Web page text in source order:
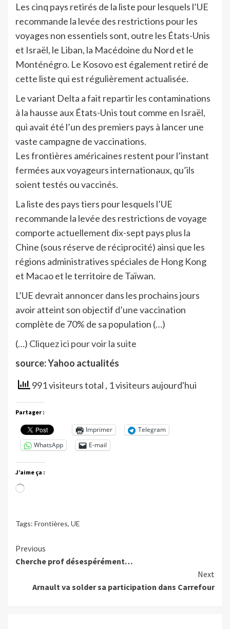
Les cinq pays retirés de la liste pour lesquels l’UE
recommande la levée des restrictions pour les
voyages non essentiels sont, outre les États-Unis
et Israël, le Liban, la Macédoine du Nord et le
Monténégro. Le Kosovo est également retiré de
cette liste qui est régulièrement actualisée.
Le variant Delta a fait repartir les contaminations
à la hausse aux États-Unis tout comme en Israël,
qui avait été l’un des premiers pays à lancer une
vaste campagne de vaccinations.
Les frontières américaines restent pour l’instant
fermées aux voyageurs internationaux, qu’ils
soient testés ou vaccinés.
La liste des pays tiers pour lesquels l’UE
recommande la levée des restrictions de voyage
comporte actuellement dix-sept pays plus la
Chine (sous réserve de réciprocité) ainsi que les
régions administratives spéciales de Hong Kong
et Macao et le territoire de Taïwan.
L’UE devrait annoncer dans les prochains jours
avoir atteint son objectif d’une vaccination
complète de 70% de sa population (…)
(…) Cliquez ici pour voir la suite
source: Yahoo actualités
991 visiteurs total , 1 visiteurs aujourd'hui
Partager :
Imprimer
Telegram
WhatsApp
E-mail
J’aime ça :
Chargement…
Tags: Frontières, UE
Continue
Reading
Previous
Cherche prof désespérément…
Next
Arnault va solder sa participation dans Carrefour